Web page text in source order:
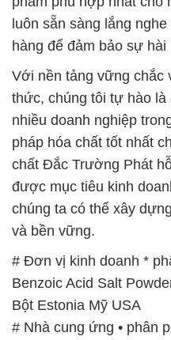
luôn sẵn sàng lắng
hàng để đảm bảo sự
Với nền tảng vững chắc
thức, chúng tôi tự hào là
nhiều doanh nghiệp
pháp hóa chất tốt nhất
chất Đắc Trường Phát
được mục tiêu kinh
chúng ta có thể xây
và bền vững.
# Đơn vị kinh doanh *
Benzoic Acid Salt
Bột Estonia Mỹ USA
# Nhà cung ứng • phân